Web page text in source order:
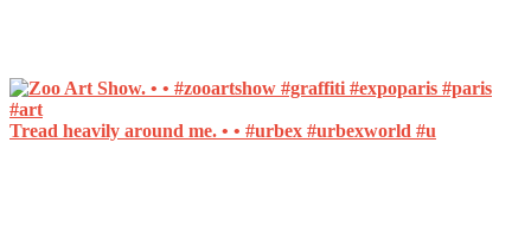
Tread heavily around me. • • #urbex #urbexworld #u